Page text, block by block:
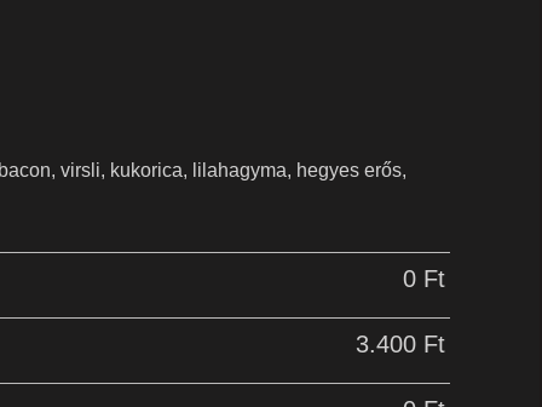
virsli, kukorica, lilahagyma, hegyes erős,
0 Ft
3.400 Ft